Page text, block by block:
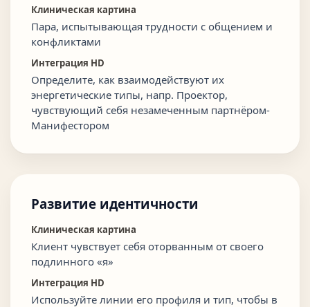
Клиническая картина
Пара, испытывающая трудности с общением и
конфликтами
Интеграция HD
Определите, как взаимодействуют их
энергетические типы, напр. Проектор,
чувствующий себя незамеченным партнёром-
Манифестором
Развитие идентичности
Клиническая картина
Клиент чувствует себя оторванным от своего
подлинного «я»
Интеграция HD
Используйте линии его профиля и тип, чтобы в